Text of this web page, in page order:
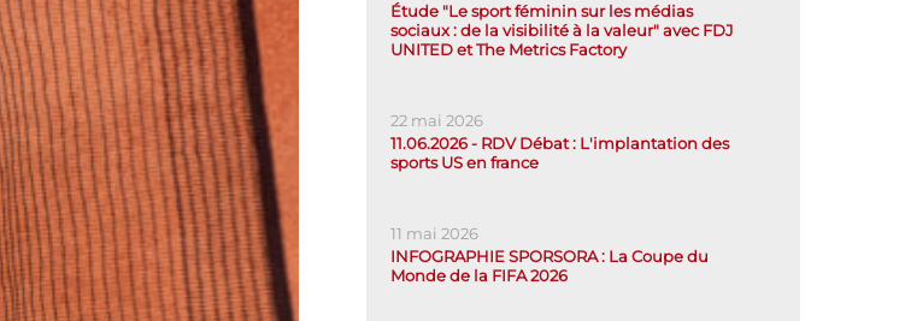
Étude "Le sport féminin sur les médias
sociaux : de la visibilité à la valeur" avec FDJ
UNITED et The Metrics Factory
22 mai 2026
11.06.2026 - RDV Débat : L'implantation des
sports US en france
11 mai 2026
INFOGRAPHIE SPORSORA : La Coupe du
Monde de la FIFA 2026